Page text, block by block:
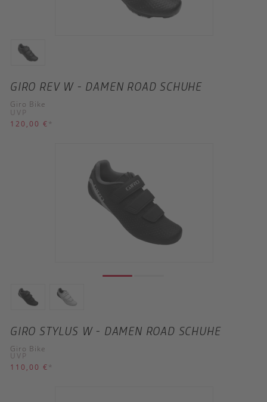
GIRO REV W - DAMEN ROAD SCHUHE
Giro Bike
UVP
120,00 € *
GIRO STYLUS W - DAMEN ROAD SCHUHE
Giro Bike
UVP
110,00 € *